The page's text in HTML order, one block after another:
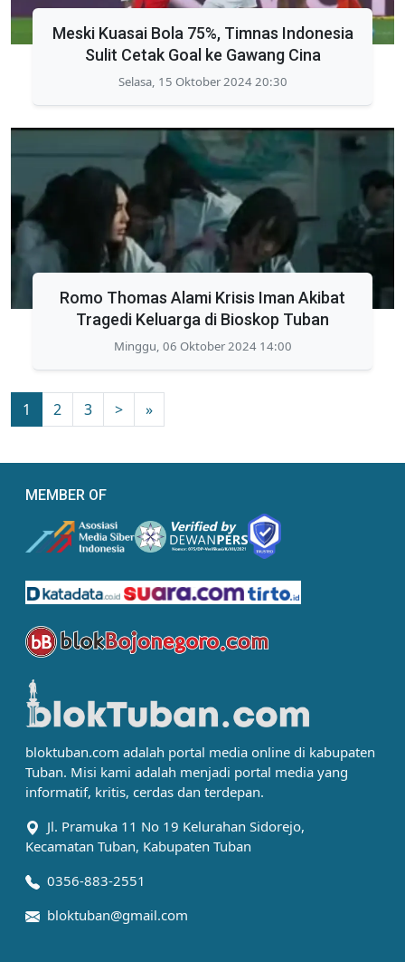
Meski Kuasai Bola 75%, Timnas Indonesia
Sulit Cetak Goal ke Gawang Cina
Selasa, 15 Oktober 2024 20:30
Romo Thomas Alami Krisis Iman Akibat
Tragedi Keluarga di Bioskop Tuban
Minggu, 06 Oktober 2024 14:00
1 2 3 > »
MEMBER OF
bloktuban.com adalah portal media online di kabupaten
Tuban. Misi kami adalah menjadi portal media yang
informatif, kritis, cerdas dan terdepan.
Jl. Pramuka 11 No 19 Kelurahan Sidorejo,
Kecamatan Tuban, Kabupaten Tuban
0356-883-2551
bloktuban@gmail.com